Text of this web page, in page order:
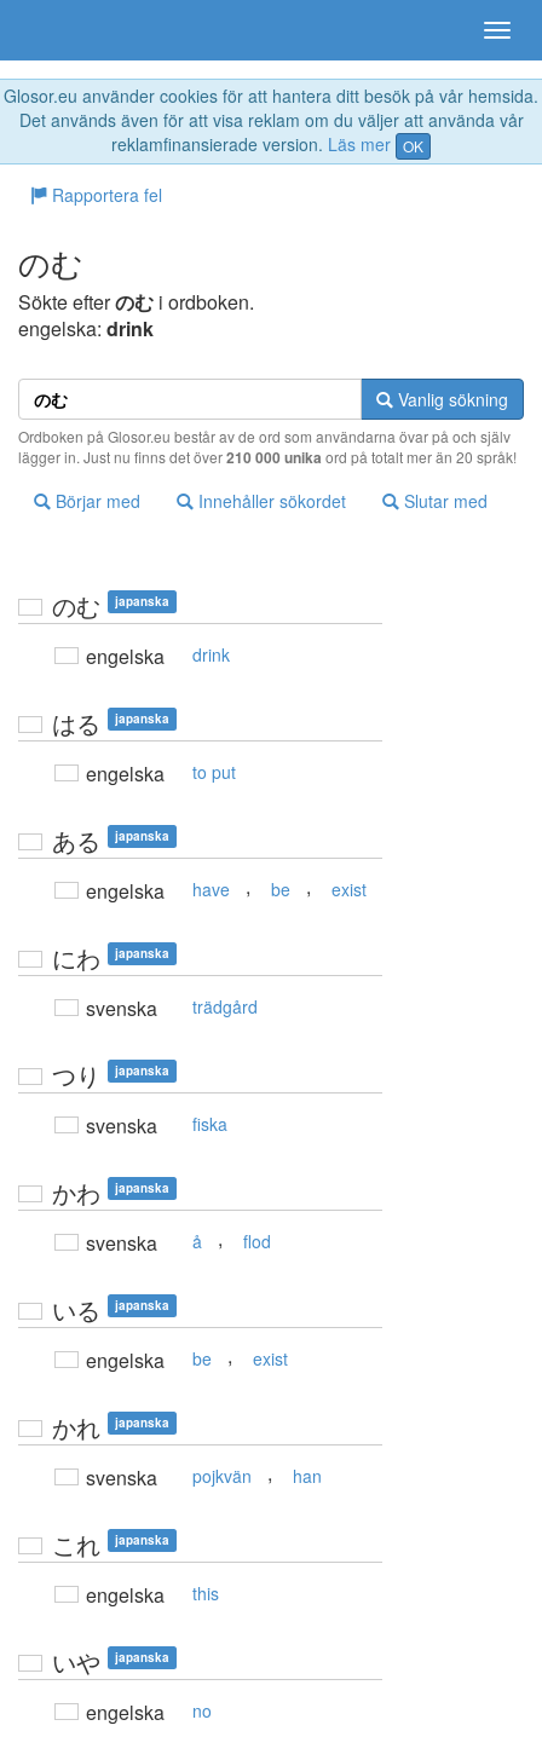
Glosor.eu använder cookies för att hantera ditt besök på vår hemsida.
Det används även för att visa reklam om du väljer att använda vår
reklamfinansierade version. Läs mer OK
Rapportera fel
のむ
Sökte efterのむ i ordboken.
engelska: drink
Vanlig sökning
Ordboken på Glosor.eu består av de ord som användarna övar på och själv
lägger in. Just nu finns det över210 000 unika ord på totalt mer än 20 språk!
Börjar med Innehåller sökordet Slutar med
のむ japanska
engelska drink
はる japanska
engelska to put
ある japanska
engelska have , be , exist
にわ japanska
svenska trädgård
つり japanska
svenska fiska
かわ japanska
svenska å , flod
いる japanska
engelska be , exist
かれ japanska
svenska pojkvän , han
これ japanska
engelska this
いや japanska
engelska no